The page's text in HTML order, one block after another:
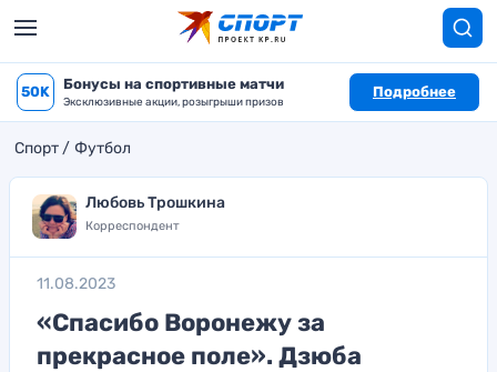
50K Бонусы на спортивные матчи
Эксклюзивные акции, розыгрыши призов
Подробнее
Спорт Футбол
Любовь Трошкина
Корреспондент
11.08.2023
«Спасибо Воронежу за
прекрасное поле». Дзюба